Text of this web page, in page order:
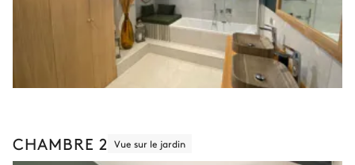
CHAMBRE 2 Vue sur le jardin